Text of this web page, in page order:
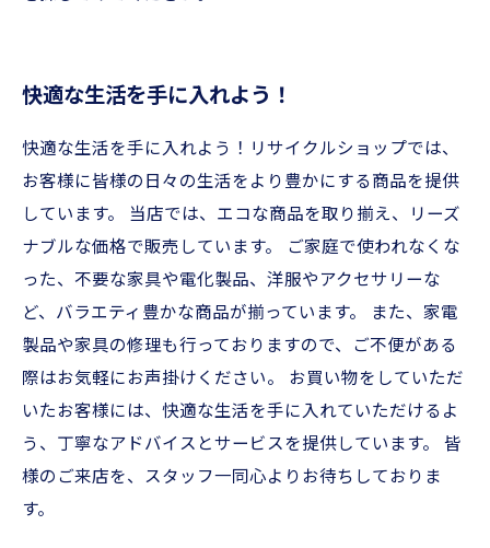
快適な生活を手に入れよう！
快適な生活を手に入れよう！リサイクルショップでは、
お客様に皆様の日々の生活をより豊かにする商品を提供
しています。 当店では、エコな商品を取り揃え、リーズ
ナブルな価格で販売しています。 ご家庭で使われなくな
った、不要な家具や電化製品、洋服やアクセサリーな
ど、バラエティ豊かな商品が揃っています。 また、家電
製品や家具の修理も行っておりますので、ご不便がある
際はお気軽にお声掛けください。 お買い物をしていただ
いたお客様には、快適な生活を手に入れていただけるよ
う、丁寧なアドバイスとサービスを提供しています。 皆
様のご来店を、スタッフ一同心よりお待ちしておりま
す。